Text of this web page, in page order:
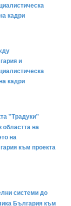
кадри
и
кадри
"Традуки"
областта на
на
към проекта
системи до
България към